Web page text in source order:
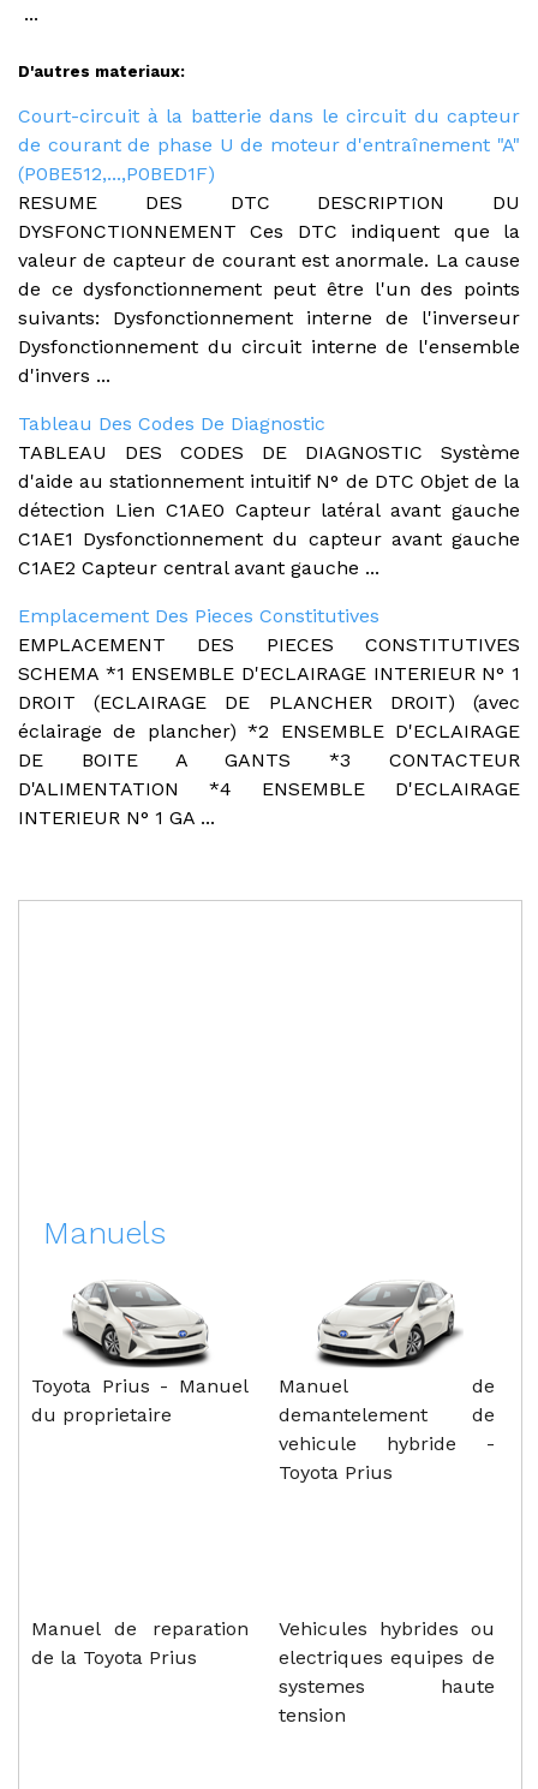
...
D'autres materiaux:
Court-circuit à la batterie dans le circuit du capteur
de courant de phase U de moteur d'entraînement "A"
(P0BE512,...,P0BED1F)
RESUME DES DTC DESCRIPTION DU
DYSFONCTIONNEMENT Ces DTC indiquent que la
valeur de capteur de courant est anormale. La cause
de ce dysfonctionnement peut être l'un des points
suivants: Dysfonctionnement interne de l'inverseur
Dysfonctionnement du circuit interne de l'ensemble
d'invers ...
Tableau Des Codes De Diagnostic
TABLEAU DES CODES DE DIAGNOSTIC Système
d'aide au stationnement intuitif N° de DTC Objet de la
détection Lien C1AE0 Capteur latéral avant gauche
C1AE1 Dysfonctionnement du capteur avant gauche
C1AE2 Capteur central avant gauche ...
Emplacement Des Pieces Constitutives
EMPLACEMENT DES PIECES CONSTITUTIVES
SCHEMA *1 ENSEMBLE D'ECLAIRAGE INTERIEUR N° 1
DROIT (ECLAIRAGE DE PLANCHER DROIT) (avec
éclairage de plancher) *2 ENSEMBLE D'ECLAIRAGE
DE BOITE A GANTS *3 CONTACTEUR
D'ALIMENTATION *4 ENSEMBLE D'ECLAIRAGE
INTERIEUR N° 1 GA ...
Manuels
Toyota Prius - Manuel
du proprietaire
Manuel de
demantelement de
vehicule hybride -
Toyota Prius
Manuel de reparation
de la Toyota Prius
Vehicules hybrides ou
electriques equipes de
systemes haute
tension